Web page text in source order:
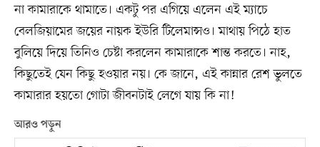
না কামারাকে থামাতে। একটু পর এগিয়ে এলেন এই ম্যাচে
বেলজিয়ামের জয়ের নায়ক ইউরি টিলেমান্সও। মাথায় পিঠে হাত
বুলিয়ে দিয়ে তিনিও চেষ্টা করলেন কামারাকে শান্ত করতে। নাহ,
কিছুতেই যেন কিছু হওয়ার নয়। কে জানে, এই কান্নার রেশ ভুলতে
কামারার হয়তো গোটা জীবনটাই লেগে যায় কি না!
আরও পড়ুন